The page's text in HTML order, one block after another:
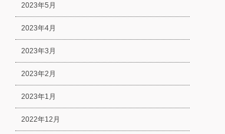
2023年5月
2023年4月
2023年3月
2023年2月
2023年1月
2022年12月